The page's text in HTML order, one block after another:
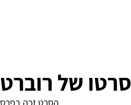
סרטו של רוברט
הסרט זכה